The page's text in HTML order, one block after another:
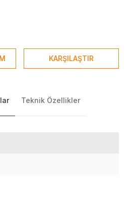
KARŞILAŞTIR
Teknik Özellikler